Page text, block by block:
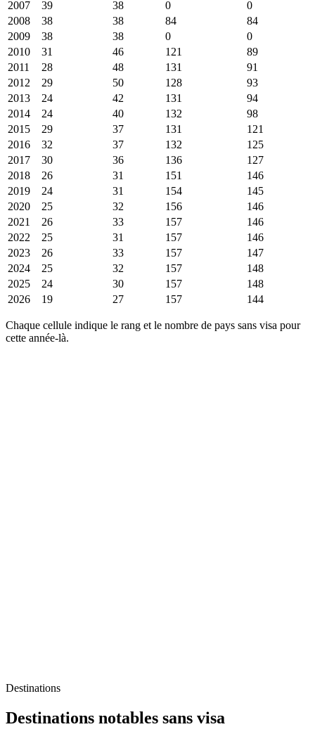
2007 39 38 0
0
2008
38 38 84
84
2009
38 38 0
0
2010
31 46 121
89
2011
28 48 131
91
2012
29 50 128
93
2013
24 42 131
94
2014
24 40 132
98
2015
29 37 131
121
2016
32 37 132
125
2017
30 36 136
127
2018
26 31 151
146
2019
24 31 154
145
2020
25 32 156
146
2021
26 33 157
146
2022
25 31 157
146
2023
26 33 157
147
2024
25 32 157
148
2025
24 30 157
148
2026
19 27 157 144
Chaque cellule indique le rang et le nombre de pays sans visa pour
cette année-là.
Destinations
Destinations notables sans visa